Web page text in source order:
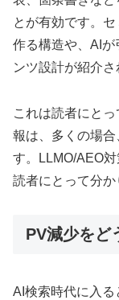
とが有効です。
作る構造や、AI
ンツ設計が紹介さ
これは読者にと
報は、多くの場
す。LLMO/AEO
読者にとって分か
PV減少をど
AI検索時代に入